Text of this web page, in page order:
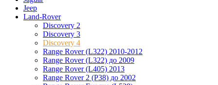
Jeep
Land-Rover
Discovery 2
Discovery 3
Discovery 4
Range Rover (L322) 2010-2012
Range Rover (L322) до 2009
Range Rover (L405) 2013
Range Rover 2 (P38) до 2002